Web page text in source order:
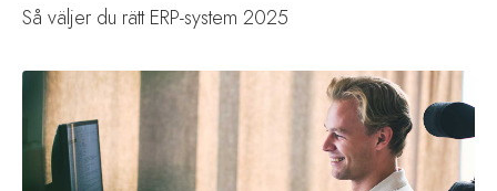
Så väljer du rätt ERP-system 2025